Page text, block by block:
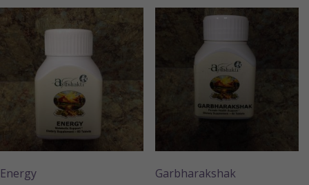
Energy Garbharakshak